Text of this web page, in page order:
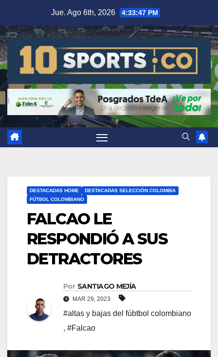
Jue. Ago 6th, 2026 4:33:48 PM
DESTACADAS HOME
DESTACADAS SELECCIÓN COLOMBIA
FÚTBOL COLOMBIANO
FALCAO LE
RESPONDIÓ A SUS
DETRACTORES
Por SANTIAGO MEJÍA
MAR 29, 2023
#altas y bajas del fúbtbol colombiano
, #Falcao